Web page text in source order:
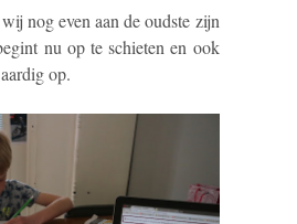
nog even aan de oudste zijn
nu op te schieten en ook
op.